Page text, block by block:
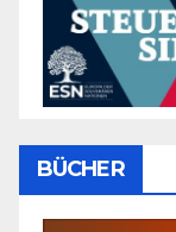
BÜCHER